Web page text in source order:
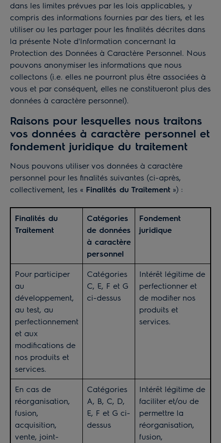
dans les limites prévues par les lois applicables, y
compris des informations fournies par des tiers, et les
utiliser ou les partager pour les finalités décrites dans
la présente Note d'Information concernant la
Protection des Données à Caractère Personnel. Nous
pouvons anonymiser les informations que nous
collectons (i.e. elles ne pourront plus être associées à
vous et par conséquent, elles ne constitueront plus des
données à caractère personnel).
Raisons pour lesquelles nous traitons
vos données à caractère personnel et
fondement juridique du traitement
Nous pouvons utiliser vos données à caractère
personnel pour les finalités suivantes (ci-après,
collectivement, les « Finalités du Traitement ») :
Finalités du
Traitement
Catégories
de données
à caractère
personnel
Fondement
juridique
Pour participer
au
développement,
au test, au
perfectionnement
et aux
modifications de
nos produits et
services.
Catégories
C, E, F et G
ci-dessus
Intérêt légitime de
perfectionner et
de modifier nos
produits et
services.
En cas de
réorganisation,
fusion,
acquisition,
vente, joint-
Catégories
A, B, C, D,
E, F et G ci-
dessus
Intérêt légitime de
faciliter et/ou de
permettre la
réorganisation,
fusion,